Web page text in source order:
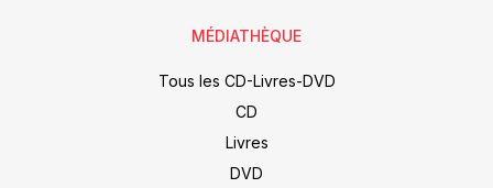
MÉDIATHÈQUE
Tous les CD-Livres-DVD
CD
Livres
DVD